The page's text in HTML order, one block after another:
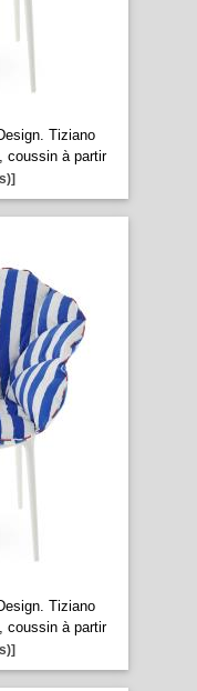
Tiziano
coussin à partir
Tiziano
coussin à partir